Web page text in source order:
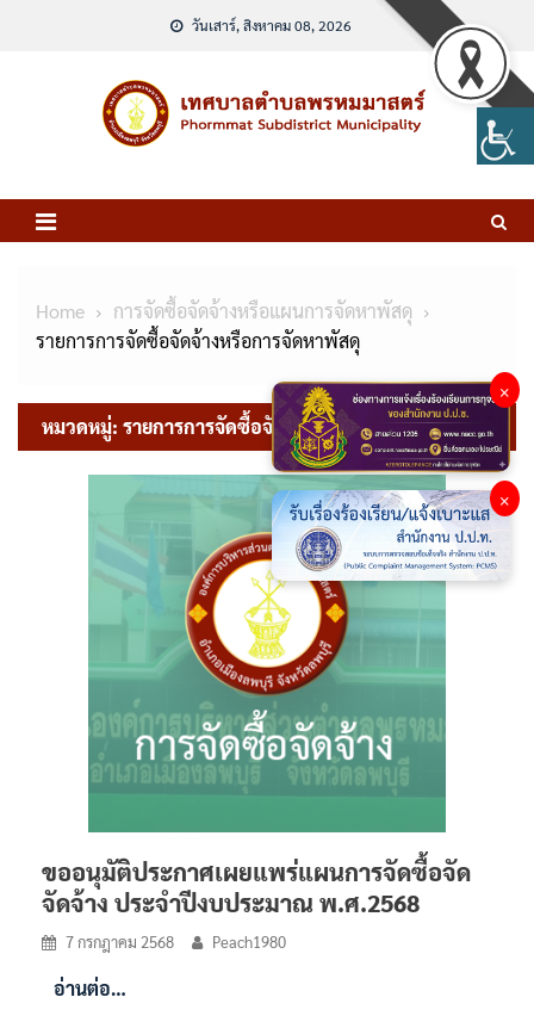
วันเสาร์, สิงหาคม 08, 2026
Home
การจัดซื้อจัดจ้างหรือแผนการจัดหาพัสดุ
รายการการจัดซื้อจัดจ้างหรือการจัดหาพัสดุ
หมวดหมู่: รายการการจัดซื้อจัดจ้างหรือการจัดหาพัสดุ
ขออนุมัติประกาศเผยแพร่แผนการจัดซื้อจัด
จัดจ้าง ประจำปีงบประมาณ พ.ศ.2568
7 กรกฎาคม 2568 Peach1980
อ่านต่อ…
×
×